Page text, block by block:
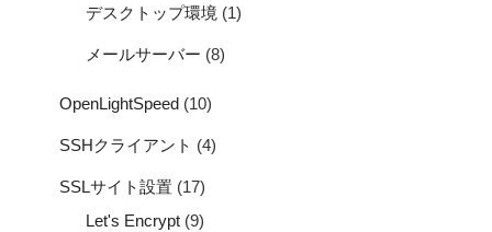
デスクトップ環境 (1)
メールサーバー (8)
OpenLightSpeed (10)
SSHクライアント (4)
SSLサイト設置 (17)
Let's Encrypt (9)